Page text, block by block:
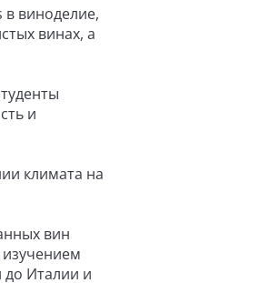
в виноделие,
винах, а
и
климата на
вин
до Италии и